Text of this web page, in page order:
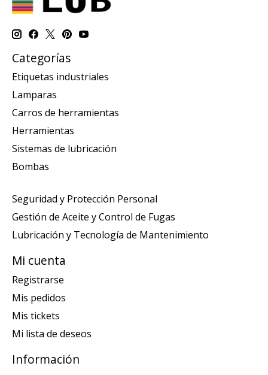
Categorías
Etiquetas industriales
Lamparas
Carros de herramientas
Herramientas
Sistemas de lubricación
Bombas
Seguridad y Protección Personal
Gestión de Aceite y Control de Fugas
Lubricación y Tecnología de Mantenimiento
Mi cuenta
Registrarse
Mis pedidos
Mis tickets
Mi lista de deseos
Información